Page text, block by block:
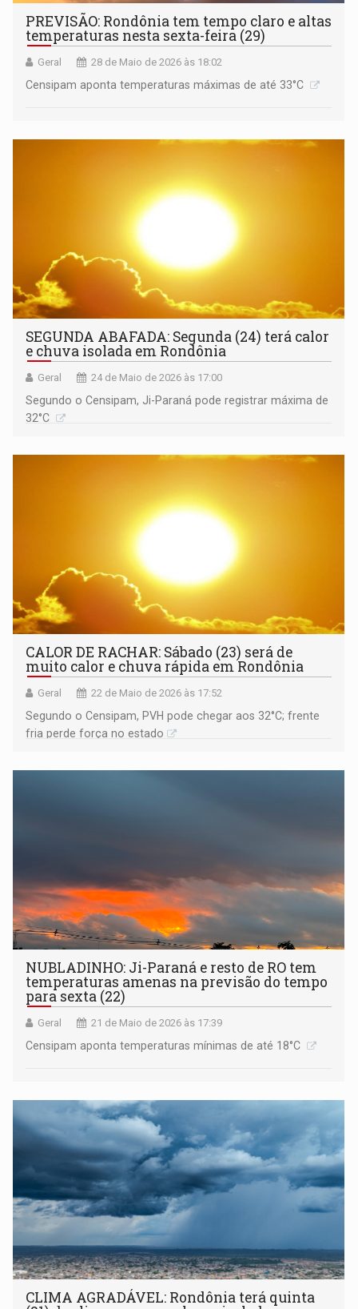
PREVISÃO: Rondônia tem tempo claro e altas
temperaturas nesta sexta-feira (29)
Geral 28 de Maio de 2026 às 18:02
Censipam aponta temperaturas máximas de até 33°C
SEGUNDA ABAFADA: Segunda (24) terá calor
e chuva isolada em Rondônia
Geral 24 de Maio de 2026 às 17:00
Segundo o Censipam, Ji-Paraná pode registrar máxima de
32°C
CALOR DE RACHAR: Sábado (23) será de
muito calor e chuva rápida em Rondônia
Geral 22 de Maio de 2026 às 17:52
Segundo o Censipam, PVH pode chegar aos 32°C; frente
fria perde força no estado
NUBLADINHO: Ji-Paraná e resto de RO tem
temperaturas amenas na previsão do tempo
para sexta (22)
Geral 21 de Maio de 2026 às 17:39
Censipam aponta temperaturas mínimas de até 18°C
CLIMA AGRADÁVEL: Rondônia terá quinta